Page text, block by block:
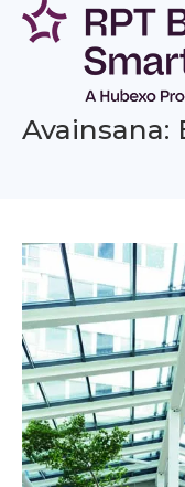
Siirry
sisältöön
Avainsana: